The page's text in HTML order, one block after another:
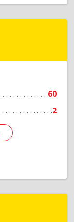
60
2
Подробнее